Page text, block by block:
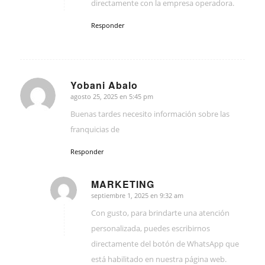
directamente con la empresa operadora.
Responder
Yobani Abalo
Dice:
agosto 25, 2025 en 5:45 pm
Buenas tardes necesito información sobre las
franquicias de
Responder
MARKETING
Dice:
septiembre 1, 2025 en 9:32 am
Con gusto, para brindarte una atención
personalizada, puedes escribirnos
directamente del botón de WhatsApp que
está habilitado en nuestra página web.